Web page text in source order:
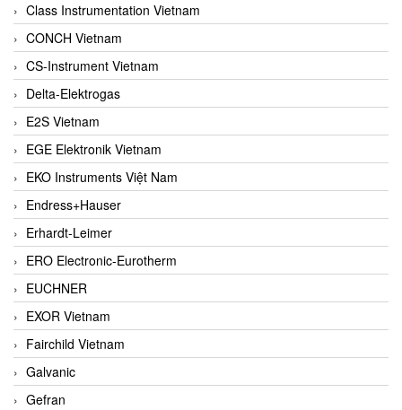
Class Instrumentation Vietnam
CONCH Vietnam
CS-Instrument Vietnam
Delta-Elektrogas
E2S Vietnam
EGE Elektronik Vietnam
EKO Instruments Việt Nam
Endress+Hauser
Erhardt-Leimer
ERO Electronic-Eurotherm
EUCHNER
EXOR Vietnam
Fairchild Vietnam
Galvanic
Gefran